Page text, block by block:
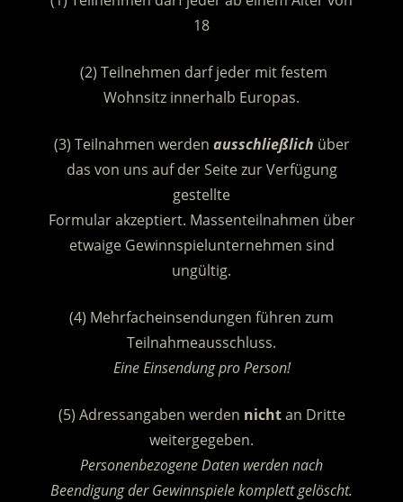
18
(2) Teilnehmen darf jeder mit festem
Wohnsitz innerhalb Europas.
(3) Teilnahmen werden ausschließlich über
das von uns auf der Seite zur Verfügung
gestellte
Formular akzeptiert. Massenteilnahmen über
etwaige Gewinnspielunternehmen sind
ungültig.
(4) Mehrfacheinsendungen führen zum
Teilnahmeausschluss.
Eine Einsendung pro Person!
(5) Adressangaben werden nichtan Dritte
weitergegeben.
Personenbezogene Daten werden nach
Beendigung der Gewinnspiele komplett gelöscht.